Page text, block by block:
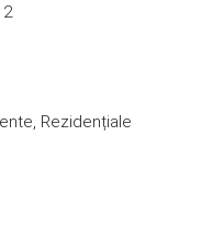
2
Rezidențiale